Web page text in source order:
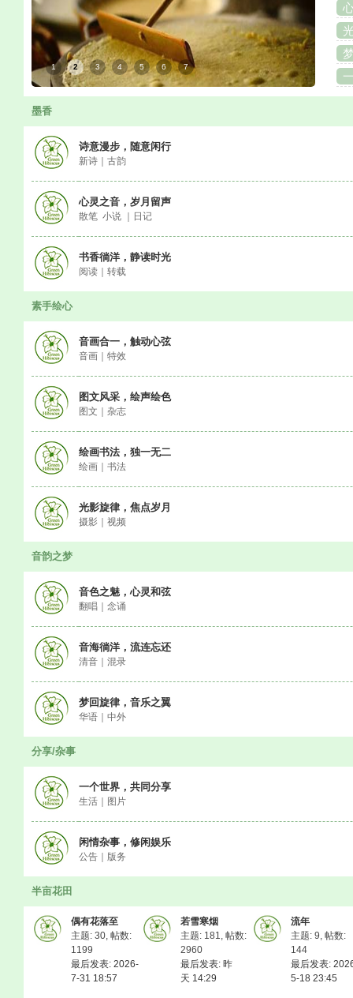
1 2 3 4 5 6 7
墨香
诗意漫步，随意闲行
新诗｜古韵
心灵之音，岁月留声
散笔 小说 ｜日记
书香徜洋，静读时光
阅读｜转载
素手绘心
音画合一，触动心弦
音画｜特效
图文风采，绘声绘色
图文｜杂志
绘画书法，独一无二
绘画｜书法
光影旋律，焦点岁月
摄影｜视频
音韵之梦
音色之魅，心灵和弦
翻唱｜念诵
音海徜洋，流连忘还
清音｜混录
梦回旋律，音乐之翼
华语｜中外
分享/杂事
一个世界，共同分享
生活｜图片
闲情杂事，修闲娱乐
公告｜版务
半亩花田
偶有花落至
主题: 30, 帖数:
1199
最后发表: 2026-
7-31 18:57
若雪寒烟
主题: 181, 帖数:
2960
最后发表: 昨
天 14:29
流年
主题: 9, 帖数:
144
最后发表:
5-18 23:45